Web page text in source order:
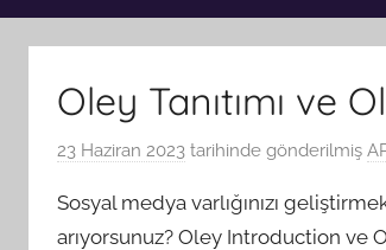
Oley Tanıtımı ve
23 Haziran 2023 tarihinde gönderilmiş
Sosyal medya varlığınızı
arıyorsunuz? Oley Introduction ve